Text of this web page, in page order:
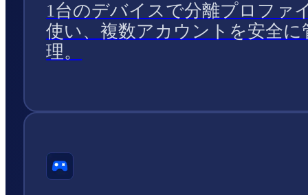
1台のデバイスで分離プロファ
使い、複数アカウントを安全に
理。